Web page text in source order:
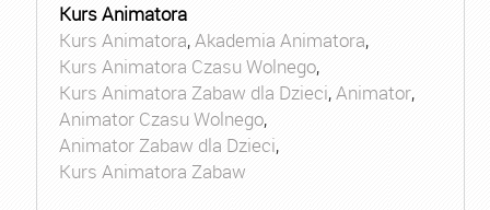
Kurs Animatora
Kurs Animatora,Akademia Animatora,
Kurs Animatora Czasu Wolnego,
Kurs Animatora Zabaw dla Dzieci,Animator,
Animator Czasu Wolnego,
Animator Zabaw dla Dzieci,
Kurs Animatora Zabaw